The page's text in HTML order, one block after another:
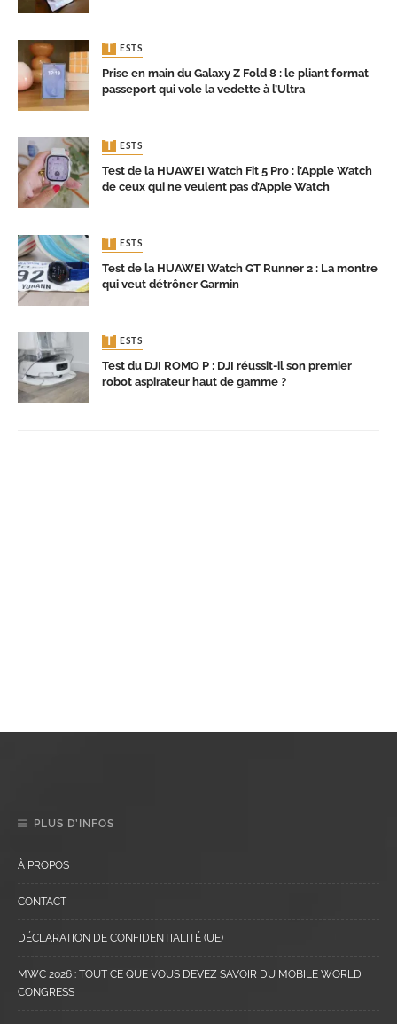
TESTS
Prise en main du Galaxy Z Fold 8 : le pliant format
passeport qui vole la vedette à l’Ultra
TESTS
Test de la HUAWEI Watch Fit 5 Pro : l’Apple Watch
de ceux qui ne veulent pas d’Apple Watch
TESTS
Test de la HUAWEI Watch GT Runner 2 : La montre
qui veut détrôner Garmin
TESTS
Test du DJI ROMO P : DJI réussit-il son premier
robot aspirateur haut de gamme ?
PLUS D’INFOS
À PROPOS
CONTACT
DÉCLARATION DE CONFIDENTIALITÉ (UE)
MWC 2026 : TOUT CE QUE VOUS DEVEZ SAVOIR DU MOBILE WORLD
CONGRESS